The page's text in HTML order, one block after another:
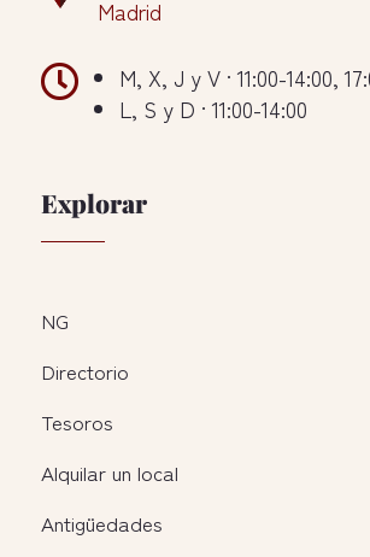
Madrid

M, X, J y V · 11:00-14:00,
L, S y D · 11:00-14:00
Explorar
NG
Directorio
Tesoros
Alquilar un local
Antigüedades